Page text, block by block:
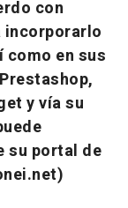
con
incorporarlo
como en sus
y vía su
su portal de